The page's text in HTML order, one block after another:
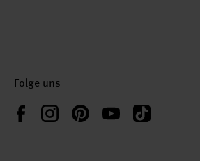
Folge uns
FacebookInstagramPinterestYouTubeTikTok